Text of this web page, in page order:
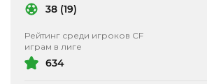
38 (19)
Рейтинг среди игроков CF
играм в лиге
634